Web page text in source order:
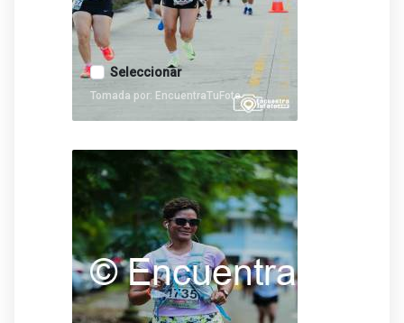
Seleccionar
Tomada por: EncuentraTuFoto